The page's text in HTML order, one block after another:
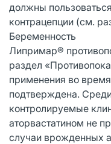
должны
контрацепции (см.
Беременность
Липримар®
раздел
применения во
подтверждена.
контролируемые
аторвастатином не
случаи врожденных